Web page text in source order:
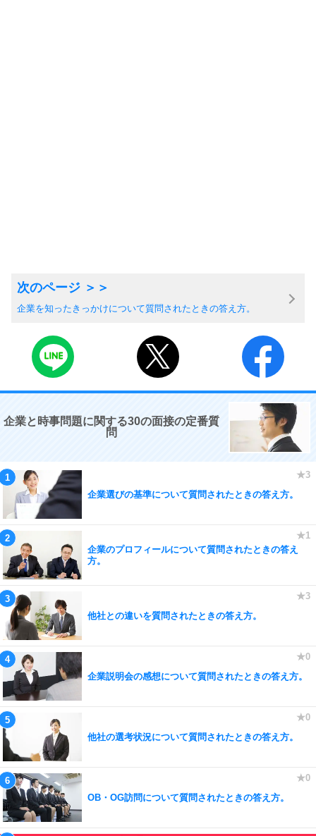
企業を知ったきっかけについて質問されたときの答え方。
企業と時事問題に関する30の面接の定番質
問
企業選びの基準について質問されたときの答え方。
企業のプロフィールについて質問されたときの答え
方。
他社との違いを質問されたときの答え方。
企業説明会の感想について質問されたときの答え方。
他社の選考状況について質問されたときの答え方。
OB・OG訪問について質問されたときの答え方。